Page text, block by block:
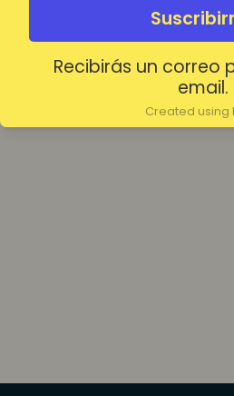
Recibirás un correo
email.
Created using
Mantenerme conectado
Acceder